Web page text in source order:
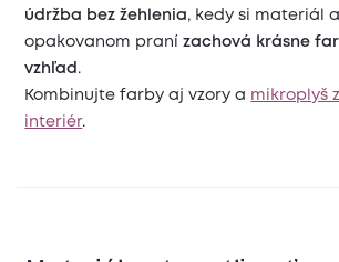
údržba bez žehlenia , kedy si materiál
opakovanom pranízachová krásne
vzhľad .
Kombinujte farby aj vzory a
mikroplyš
interiér.